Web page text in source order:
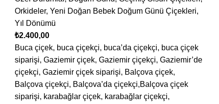
Orkideler, Yeni Doğan Bebek Doğum Günü Çiçekleri,
Yıl Dönümü
₺2.400,00
Buca çiçek, buca çiçekçi, buca’da çiçekçi, buca çiçek
siparişi, Gaziemir çiçek, Gaziemir çiçekçi, Gaziemir’de
çiçekçi, Gaziemir çiçek siparişi, Balçova çiçek,
Balçova çiçekçi, Balçova’da çiçekçi,Balçova çiçek
siparişi, karabağlar çiçek, karabağlar çiçekçi,